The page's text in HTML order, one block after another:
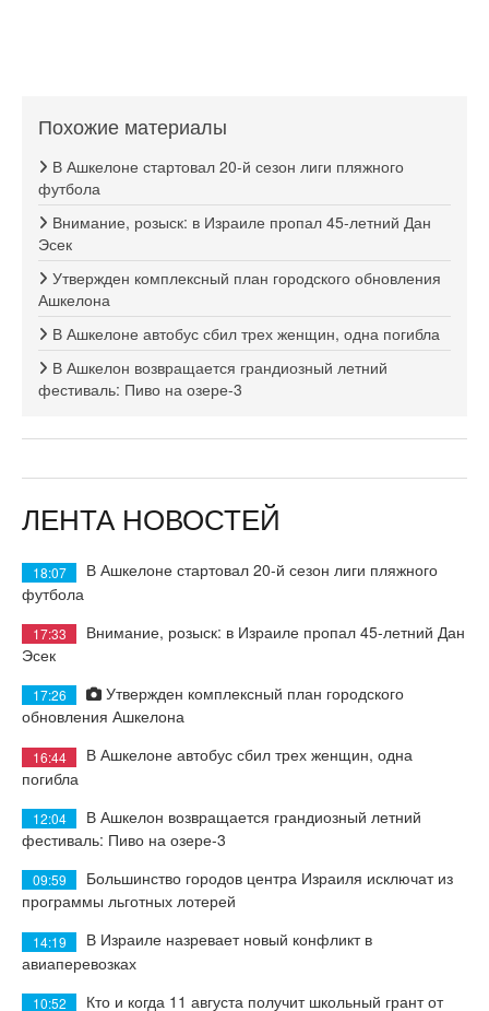
Похожие материалы
В Ашкелоне стартовал 20-й сезон лиги пляжного
футбола
Внимание, розыск: в Израиле пропал 45-летний Дан
Эсек
Утвержден комплексный план городского обновления
Ашкелона
В Ашкелоне автобус сбил трех женщин, одна погибла
В Ашкелон возвращается грандиозный летний
фестиваль: Пиво на озере-3
ЛЕНТА НОВОСТЕЙ
18:07
В Ашкелоне стартовал 20-й сезон лиги пляжного
футбола
17:33
Внимание, розыск: в Израиле пропал 45-летний Дан
Эсек
17:26
Утвержден комплексный план городского
обновления Ашкелона
16:44
В Ашкелоне автобус сбил трех женщин, одна
погибла
12:04
В Ашкелон возвращается грандиозный летний
фестиваль: Пиво на озере-3
09:59
Большинство городов центра Израиля исключат из
программы льготных лотерей
14:19
В Израиле назревает новый конфликт в
авиаперевозках
10:52 Кто и когда 11 августа получит школьный грант от